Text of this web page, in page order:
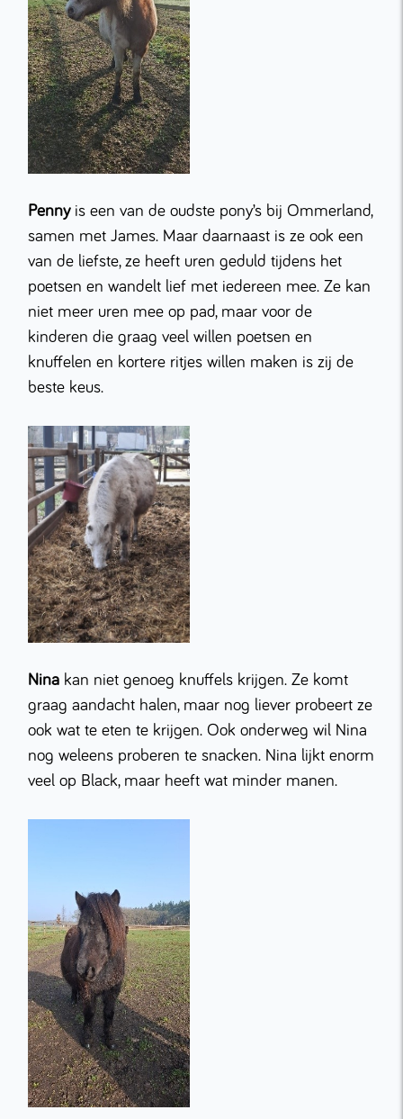
Pennyis een van de oudste pony’s bij Ommerland,
samen met James. Maar daarnaast is ze ook een
van de liefste, ze heeft uren geduld tijdens het
poetsen en wandelt lief met iedereen mee. Ze kan
niet meer uren mee op pad, maar voor de
kinderen die graag veel willen poetsen en
knuffelen en kortere ritjes willen maken is zij de
beste keus.
Nina kan niet genoeg knuffels krijgen. Ze komt
graag aandacht halen, maar nog liever probeert ze
ook wat te eten te krijgen. Ook onderweg wil Nina
nog weleens proberen te snacken. Nina lijkt enorm
veel op Black, maar heeft wat minder manen.